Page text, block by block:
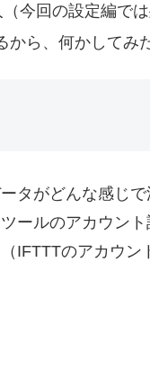
今回の設定編で
から、何かしてみ
タがどんな感じ
ールのアカウン
IFTTTのアカウ